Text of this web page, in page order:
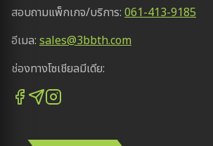
สอบถามแพ็กเกจ/บริการ: 061-413-9185
อีเมล: sales@3bbth.com
ช่องทางโซเชียลมีเดีย: